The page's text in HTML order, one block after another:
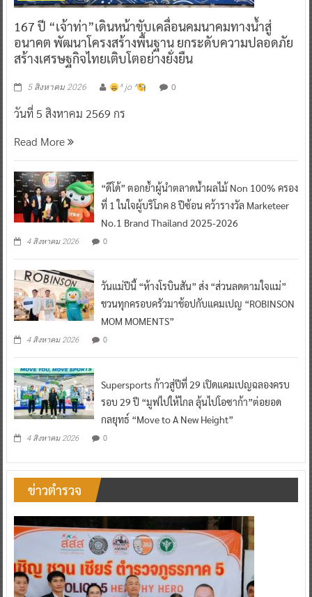
167 ปี “เจ้าท่า”เดินหน้าขับเคลื่อนคมนาคมทางน้ำสู่
อนาคต พัฒนาโครงสร้างพื้นฐาน ยกระดับความปลอดภัย
สร้างเศรษฐกิจไทยเติบโตอย่างยั่งยืน
5 สิงหาคม 2026 ^ jo ^ 0
วันที่ 5 สิงหาคม 2569 กร
Read More
“ดีโด้” ตอกย้ำผู้นำตลาดน้ำผลไม้ Non 100% ครอง
ที่ 1 ในใจผู้บริโภค 8 ปีซ้อน คว้ารางวัล Marketeer
No.1 Brand Thailand 2025-2026
4 สิงหาคม 2026 0
วันแม่ปีนี้ “ห้างโรบินสัน” ส่ง “ส่วนลดตามใจแม่”
ชวนทุกครอบครัวมาช้อปกับแคมเปญ “ROBINSON
MOM MOMENTS”
4 สิงหาคม 2026 0
Supersports ก้าวสู่ปีที่ 29 เปิดแคมเปญฉลองครบ
รอบ 29 ปี “มูฟไปให้ไกล ลุ้นไปโอซาก้า”ต่อยอด
กลยุทธ์ “Move to A New Height”
4 สิงหาคม 2026 0
ข่าวตำรวจ